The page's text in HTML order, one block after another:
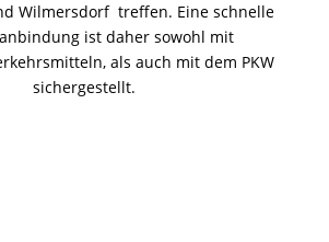
Wilmersdorf treffen. Eine schnelle
ist daher sowohl mit
als auch mit dem PKW
sichergestellt.